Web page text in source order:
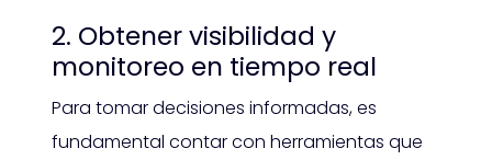
2. Obtener visibilidad y
monitoreo en tiempo real
Para tomar decisiones informadas, es
fundamental contar con herramientas que